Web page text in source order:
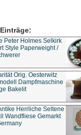
Peter Holmes Selkirk
Style Paperweight /
Orig. Oesterwitz
Dampfmaschine
Bakelit
Herrliche Seltene
Wandfliese Gemarkt